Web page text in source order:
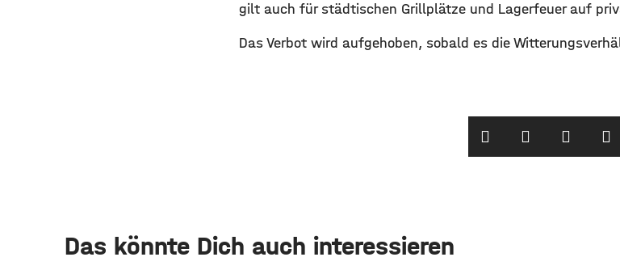
gilt auch für städtischen Grillplätze und Lagerfeuer auf
Das Verbot wird aufgehoben, sobald es die
Das könnte Dich auch interessieren